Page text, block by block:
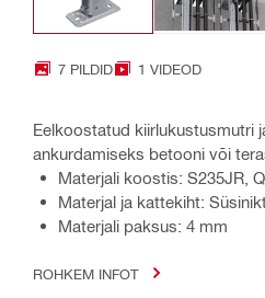
7 PILDID 1 VIDEOD
Eelkoostatud kiirlukustusmutri
ankurdamiseks betooni või
Materjali koostis: S235JR,
Materjal ja kattekiht:
Materjali paksus: 4 mm
ROHKEM INFOT